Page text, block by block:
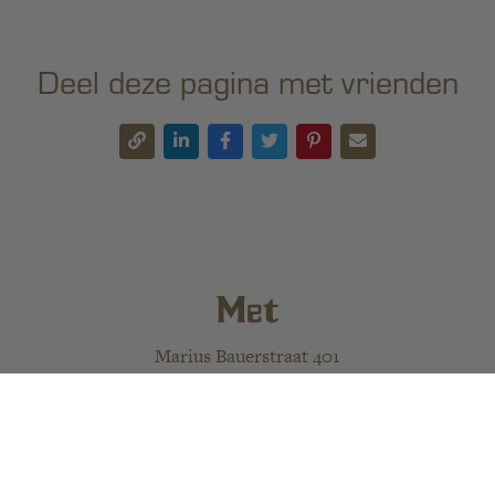
Deel deze pagina met vrienden
Marius Bauerstraat 401
1062 AP Amsterdam